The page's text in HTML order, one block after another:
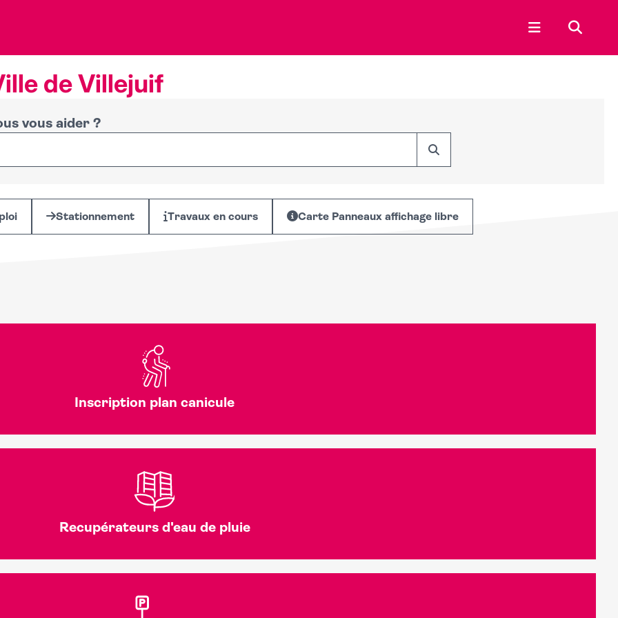
Ouvrir le menu
de Villejuif
vous aider ?
Rechercher
Stationnement Travaux en cours Carte Panneaux affichage libre
Inscription plan canicule
Recupérateurs d'eau de pluie